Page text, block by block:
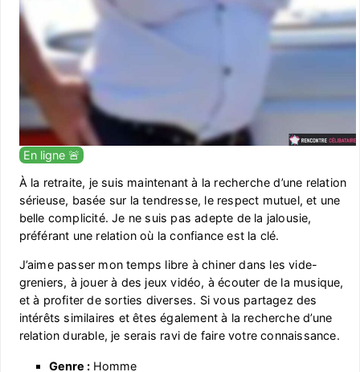
En ligne 🚨
À la retraite, je suis maintenant à la recherche d’une relation
sérieuse, basée sur la tendresse, le respect mutuel, et une
belle complicité. Je ne suis pas adepte de la jalousie,
préférant une relation où la confiance est la clé.
J’aime passer mon temps libre à chiner dans les vide-
greniers, à jouer à des jeux vidéo, à écouter de la musique,
et à profiter de sorties diverses. Si vous partagez des
intérêts similaires et êtes également à la recherche d’une
relation durable, je serais ravi de faire votre connaissance.
Genre :Homme